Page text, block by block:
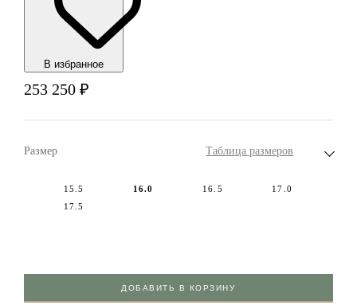
В избранноe
253 250 ₽
Размер Таблица размеров
15.5 16.0 16.5
17.0
17.5
ДОБАВИТЬ В КОРЗИНУ